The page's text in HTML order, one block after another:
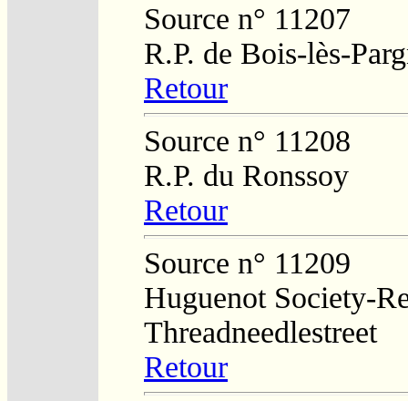
Source n° 11207
R.P. de Bois-lès-
Retour
Source n° 11208
R.P. du Ronssoy
Retour
Source n° 11209
Huguenot Society-
Threadneedlestreet
Retour